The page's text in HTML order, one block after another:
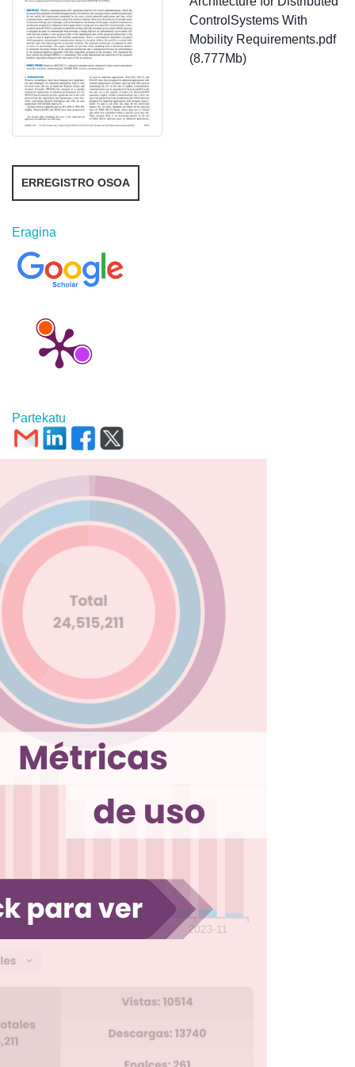
ControlSystems With
Mobility Requirements.pdf
(8.777Mb)
ERREGISTRO OSOA
Eragina
Partekatu